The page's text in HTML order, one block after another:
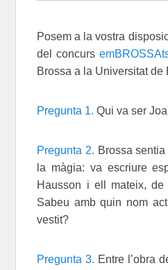
Posem a la vostra
del concurs
Brossa a la Universitat de
Pregunta 1. Qui va ser
Pregunta 2. Brossa
la màgia: va escriure
Hausson i ell mateix,
Sabeu amb quin nom
vestit?
Pregunta 3. Entre l’obra